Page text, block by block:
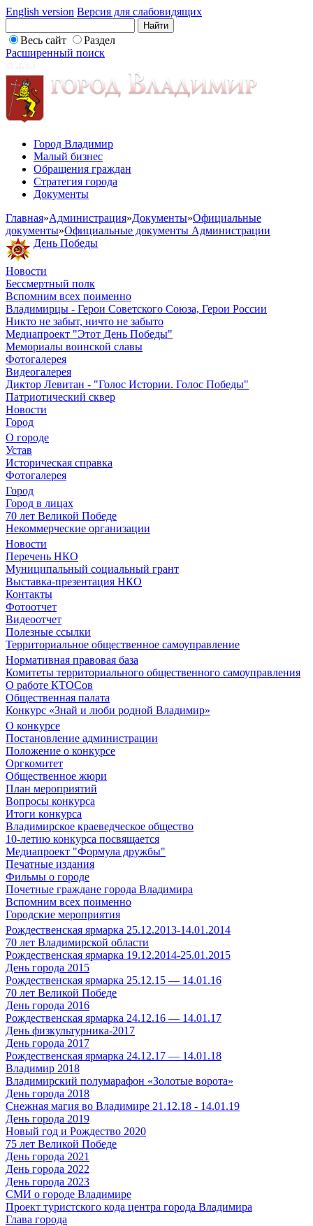
English version Версия для слабовидящих
Весь сайт
Раздел
Расширенный поиск
Город Владимир
Малый бизнес
Обращения граждан
Стратегия города
Документы
Главная»Администрация»Документы»Официальные
документы»Официальные документы Администрации
День Победы
Новости
Бессмертный полк
Вспомним всех поименно
Владимирцы - Герои Советского Союза, Герои России
Никто не забыт, ничто не забыто
Медиапроект "Этот День Победы"
Мемориалы воинской славы
Фотогалерея
Видеогалерея
Диктор Левитан - "Голос Истории. Голос Победы"
Патриотический сквер
Новости
Город
О городе
Устав
Историческая справка
Фотогалерея
Город
Город в лицах
70 лет Великой Победе
Некоммерческие организации
Новости
Перечень НКО
Муниципальный социальный грант
Выставка-презентация НКО
Контакты
Фотоотчет
Видеоотчет
Полезные ссылки
Территориальное общественное самоуправление
Нормативная правовая база
Комитеты территориального общественного самоуправления
О работе КТОСов
Общественная палата
Конкурс «Знай и люби родной Владимир»
О конкурсе
Постановление администрации
Положение о конкурсе
Оргкомитет
Общественное жюри
План мероприятий
Вопросы конкурса
Итоги конкурса
Владимирское краеведческое общество
10-летию конкурса посвящается
Медиапроект "Формула дружбы"
Печатные издания
Фильмы о городе
Почетные граждане города Владимира
Вспомним всех поименно
Городские мероприятия
Рождественская ярмарка 25.12.2013-14.01.2014
70 лет Владимирской области
Рождественская ярмарка 19.12.2014-25.01.2015
День города 2015
Рождественская ярмарка 25.12.15 — 14.01.16
70 лет Великой Победе
День города 2016
Рождественская ярмарка 24.12.16 — 14.01.17
День физкультурника-2017
День города 2017
Рождественская ярмарка 24.12.17 — 14.01.18
Владимир 2018
Владимирский полумарафон «Золотые ворота»
День города 2018
Снежная магия во Владимире 21.12.18 - 14.01.19
День города 2019
Новый год и Рождество 2020
75 лет Великой Победе
День города 2021
День города 2022
День города 2023
СМИ о городе Владимире
Проект туристского кода центра города Владимира
Глава города